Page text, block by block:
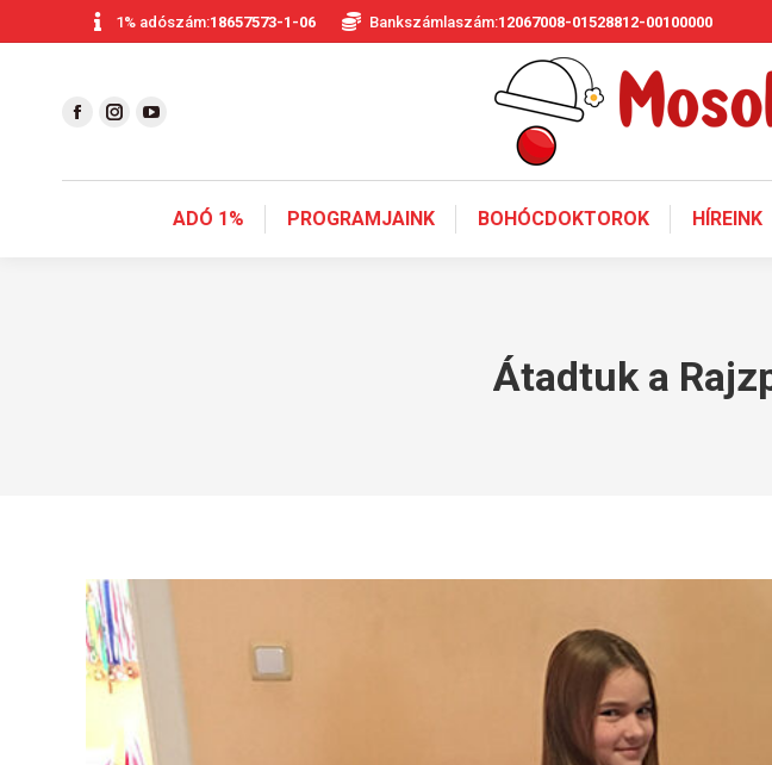
1% adószám:18657573-1-06 Bankszámlaszám:12067008-01528812-00100000
ADÓ 1% PROGRAMJAINK BOHÓCDOKTOROK HÍREINK
Átadtuk a